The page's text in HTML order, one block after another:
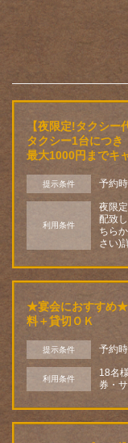
【夜限定!タクシー
タクシー1台につき
最大1000円までキ
提示条件 予約
利用条件
夜限
配致
ちら
さい)
★宴会におすすめ
料＋貸切ＯＫ
提示条件 予約時
利用条件
18名
券・